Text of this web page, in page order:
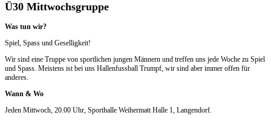
Ü30 Mittwochsgruppe
Was tun wir?
Spiel, Spass und Geselligkeit!
Wir sind eine Truppe von sportlichen jungen Männern und treffen uns jede Woche zu Spiel
und Spass. Meistens ist bei uns Hallenfussball Trumpf, wir sind aber immer offen für
anderes.
Wann & Wo
Jeden Mittwoch, 20.00 Uhr, Sporthalle Weihermatt Halle 1, Langendorf.